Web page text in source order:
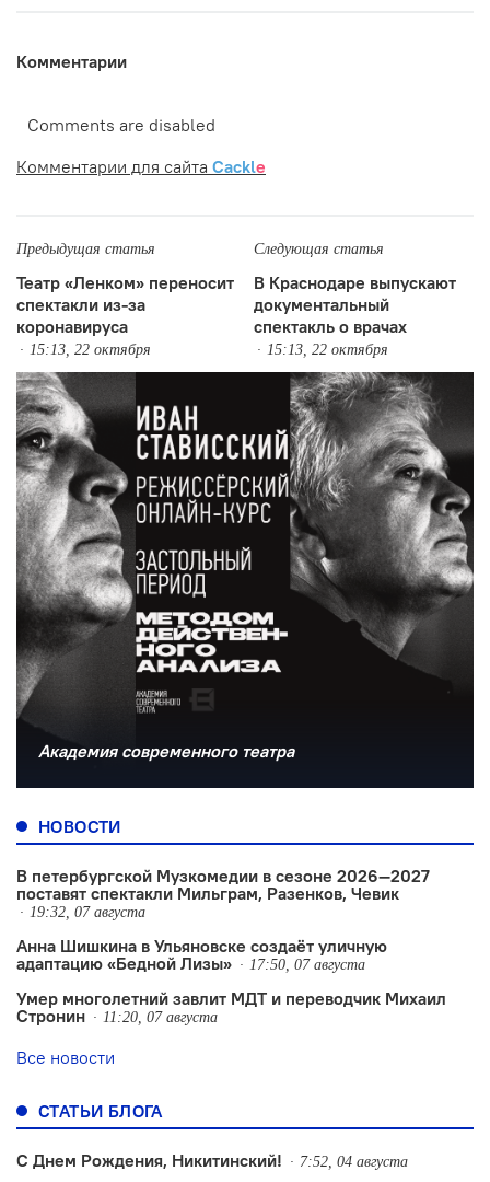
Комментарии
Comments are disabled
Комментарии для сайта Cackle
Предыдущая статья
Театр «Ленком» переносит
спектакли из-за
коронавируса
15:13, 22 октября
Следующая статья
В Краснодаре выпускают
документальный
спектакль о врачах
15:13, 22 октября
Академия современного театра
НОВОСТИ
В петербургской Музкомедии в сезоне 2026—2027
поставят спектакли Мильграм, Разенков, Чевик
19:32, 07 августа
Анна Шишкина в Ульяновске создаëт уличную
адаптацию «Бедной Лизы»
17:50, 07 августа
Умер многолетний завлит МДТ и переводчик Михаил
Стронин
11:20, 07 августа
Все новости
СТАТЬИ БЛОГА
С Днем Рождения, Никитинский! 7:52, 04 августа